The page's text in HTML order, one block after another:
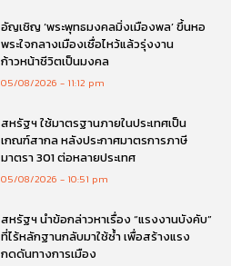
อัญเชิญ ‘พระพุทธมงคลมิ่งเมืองพล’ ขึ้นหอ
พระใจกลางเมืองเชื่อไหว้แล้วรุ่งงาน
ก้าวหน้าชีวิตเป็นมงคล
05/08/2026 11:12 pm
สหรัฐฯ ใช้มาตรฐานภายในประเทศเป็น
เกณฑ์สากล หลังประกาศมาตรการภาษี
มาตรา 301 ต่อหลายประเทศ
05/08/2026 10:51 pm
สหรัฐฯ นำข้อกล่าวหาเรื่อง “แรงงานบังคับ”
ที่ไร้หลักฐานกลับมาใช้ซ้ำ เพื่อสร้างแรง
กดดันทางการเมือง